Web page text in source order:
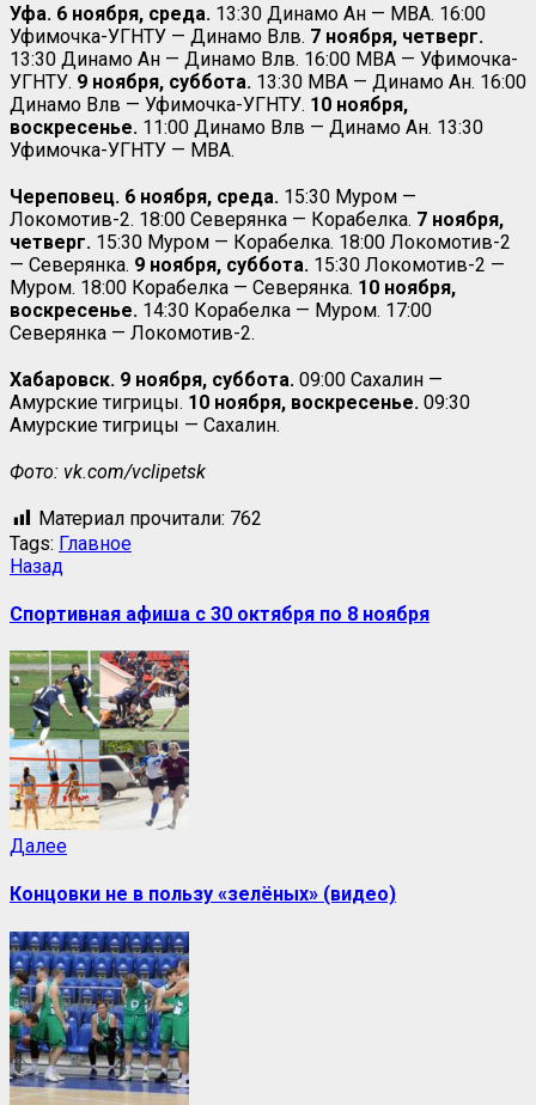
Уфа. 6 ноября, среда. 13:30 Динамо Ан — МВА. 16:00
Уфимочка-УГНТУ — Динамо Влв. 7 ноября, четверг.
13:30 Динамо Ан — Динамо Влв. 16:00 МВА — Уфимочка-
УГНТУ. 9 ноября, суббота. 13:30 МВА — Динамо Ан. 16:00
Динамо Влв — Уфимочка-УГНТУ. 10 ноября,
воскресенье. 11:00 Динамо Влв — Динамо Ан. 13:30
Уфимочка-УГНТУ — МВА.
Череповец. 6 ноября, среда. 15:30 Муром —
Локомотив-2. 18:00 Северянка — Корабелка. 7 ноября,
четверг. 15:30 Муром — Корабелка. 18:00 Локомотив-2
— Северянка. 9 ноября, суббота. 15:30 Локомотив-2 —
Муром. 18:00 Корабелка — Северянка. 10 ноября,
воскресенье. 14:30 Корабелка — Муром. 17:00
Северянка — Локомотив-2.
Хабаровск. 9 ноября, суббота. 09:00 Сахалин —
Амурские тигрицы. 10 ноября, воскресенье. 09:30
Амурские тигрицы — Сахалин.
Фото: vk.com/vclipetsk
Материал прочитали: 762
Tags: Главное
Назад
Спортивная афиша с 30 октября по 8 ноября
Далее
Концовки не в пользу «зелёных» (видео)